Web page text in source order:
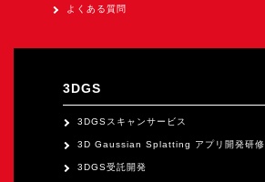
オンライン
よくある質問
3DGS
3DGSスキャンサービス
3D Gaussian Splatting アプリ開発研修
3DGS受託開発